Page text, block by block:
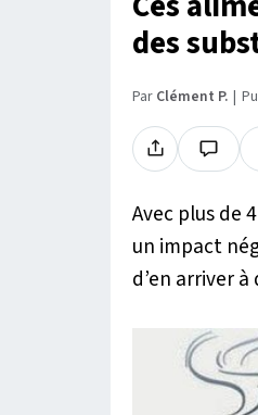
des
Par Clément P.
Avec plus de
un impact
d’en arriver